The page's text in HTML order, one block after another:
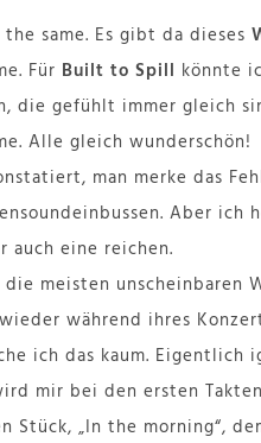
same. Es gibt da dieses
Für Built to Spill könnte
die gefühlt immer gleich
Alle gleich wunderschön!
man merke das
Aber ich
auch eine reichen.
die meisten unscheinbaren
während ihres
ich das kaum.
mir bei den ersten
„In the morning“,